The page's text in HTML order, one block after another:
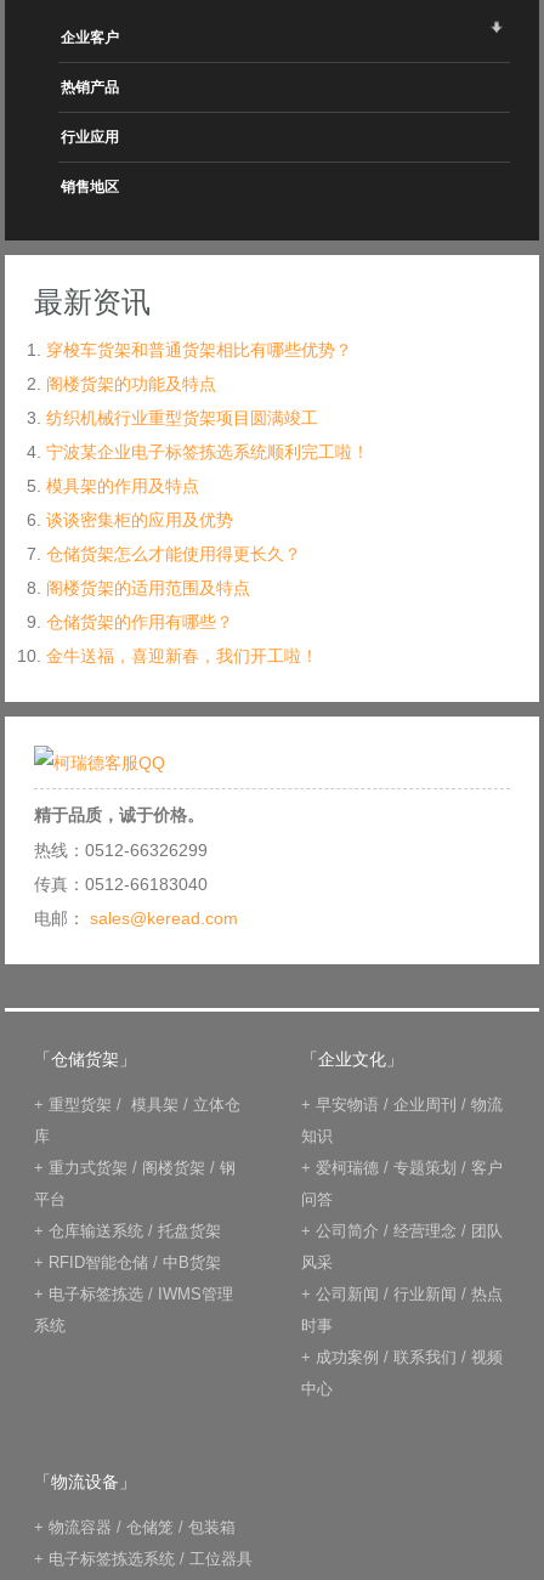
企业客户
热销产品
行业应用
销售地区
最新资讯
穿梭车货架和普通货架相比有哪些优势？
阁楼货架的功能及特点
纺织机械行业重型货架项目圆满竣工
宁波某企业电子标签拣选系统顺利完工啦！
模具架的作用及特点
谈谈密集柜的应用及优势
仓储货架怎么才能使用得更长久？
阁楼货架的适用范围及特点
仓储货架的作用有哪些？
金牛送福，喜迎新春，我们开工啦！
精于品质，诚于价格。
热线：0512-66326299
传真：0512-66183040
电邮： sales@keread.com
「仓储货架」
+ 重型货架 / 模具架 / 立体仓
库
+ 重力式货架 / 阁楼货架 / 钢
平台
+ 仓库输送系统 / 托盘货架
+ RFID智能仓储 / 中B货架
+ 电子标签拣选 / IWMS管理
系统
「企业文化」
+ 早安物语 / 企业周刊 / 物流
知识
+ 爱柯瑞德 / 专题策划 / 客户
问答
+ 公司简介 / 经营理念 / 团队
风采
+ 公司新闻 / 行业新闻 / 热点
时事
+ 成功案例 / 联系我们 / 视频
中心
「物流设备」
+ 物流容器 / 仓储笼 / 包装箱
+ 电子标签拣选系统 / 工位器具